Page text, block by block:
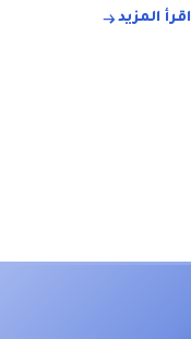
اقرأ المزيد